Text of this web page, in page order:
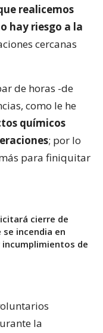
realicemos
hay riesgo a la
cercanas
de horas -de
como le he
químicos
; por lo
para finiquitar
cierre de
incendia en
de
la